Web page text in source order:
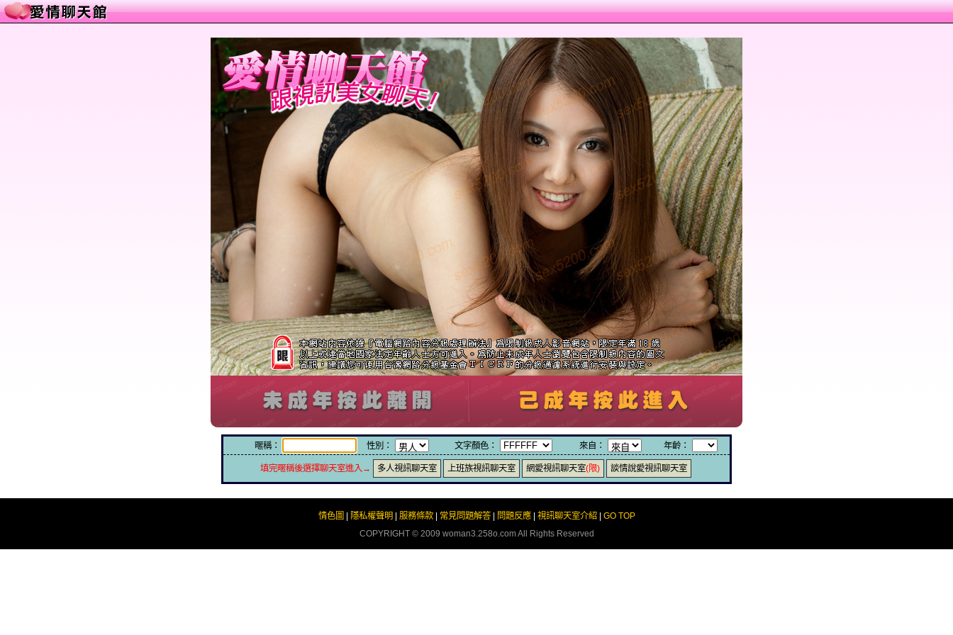
暱稱： 性別： 文字顏色： 來自： 年齡：
填完暱稱後選擇聊天室進入→ 多人視訊聊天室 上班族視訊聊天室 網愛視訊聊天室(限) 談情說愛視訊聊天室
情色圖 隱私權聲明 服務條款| 常見問題解答| 問題反應| 視訊聊天室介紹| GO TOP
COPYRIGHT © 2009 woman3.258o.comAll Rights Reserved